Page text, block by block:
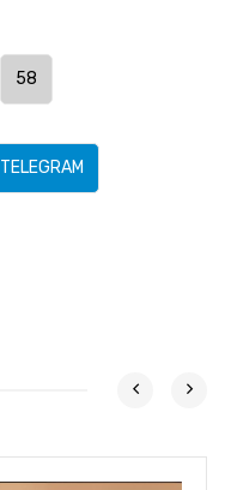
58
TELEGRAM